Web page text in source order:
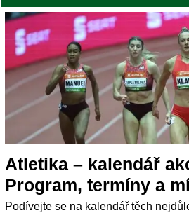
Atletika – kalendář
Program, termíny a
Podívejte se na kalendář těch